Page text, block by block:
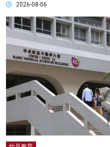
2026-08-06